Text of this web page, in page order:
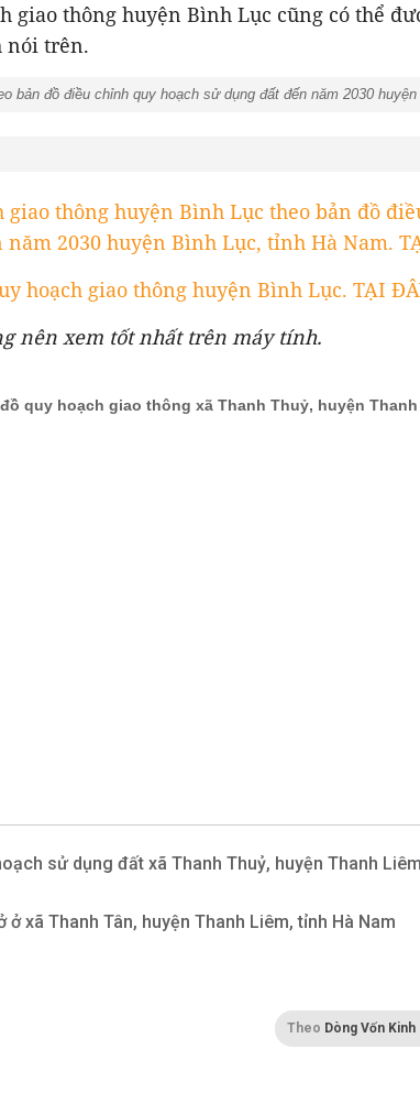
giao thông huyện Bình Lục cũng có thể
nói trên.
bản đồ điều chỉnh quy hoạch sử dụng đất đến năm 2030
giao thông huyện Bình Lục theo bản đồ
năm 2030 huyện Bình Lục, tỉnh Hà Nam.
hoạch giao thông huyện Bình Lục. TẠI
nên xem tốt nhất trên máy tính.
sử dụng đất xã Thanh Thuỷ, huyện Thanh
ở xã Thanh Tân, huyện Thanh Liêm, tỉnh Hà Nam
Theo Dòng Vốn Kinh